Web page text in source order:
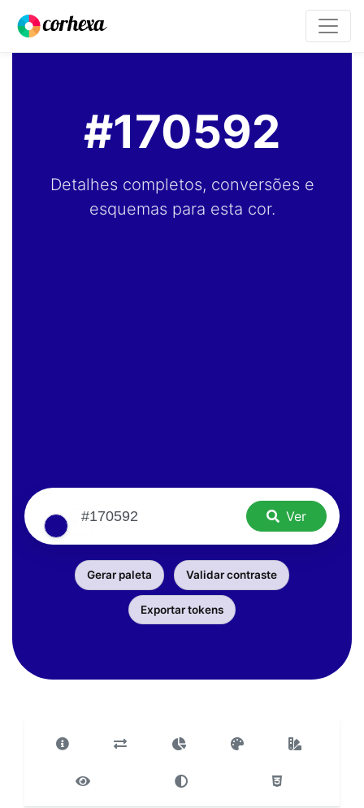
#170592
Detalhes completos, conversões e
esquemas para esta cor.
Ver
Gerar paleta Validar contraste
Exportar tokens